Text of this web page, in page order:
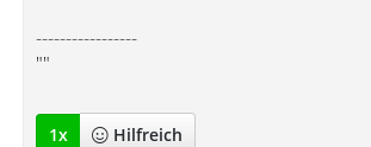
-----------------
""
1x Hilfreich